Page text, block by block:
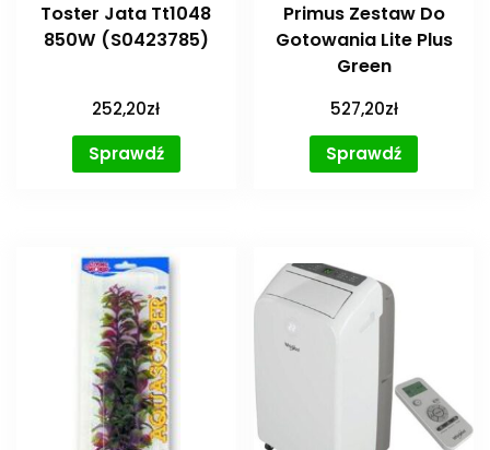
Toster Jata Tt1048
850W (S0423785)
252,20zł
Sprawdź
Primus Zestaw Do
Gotowania Lite Plus
Green
527,20zł
Sprawdź